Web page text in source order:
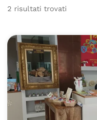
2 risultati trovati